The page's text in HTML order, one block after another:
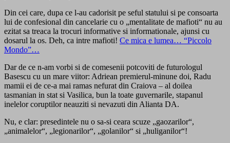
Din cei care, dupa ce l-au cadorisit pe seful statului si pe consoarta
lui de confesional din cancelarie cu o „mentalitate de mafioti“ nu au
ezitat sa treaca la trocuri informative si informationale, ajunsi cu
dosarul la os. Deh, ca intre mafioti! Ce mica e lumea… “Piccolo
Mondo”…
Dar de ce n-am vorbi si de comesenii potcoviti de futurologul
Basescu cu un mare viitor: Adriean premierul-minune doi, Radu
mamii ei de ce-a mai ramas nefurat din Craiova – al doilea
tasmanian in stat si Vasilica, bun la toate guvernarile, stapanul
inelelor coruptilor neauziti si nevazuti din Alianta DA.
Nu, e clar: presedintele nu o sa-si ceara scuze „gaozarilor“,
„animalelor“, „legionarilor“, „golanilor“ si „huliganilor“!